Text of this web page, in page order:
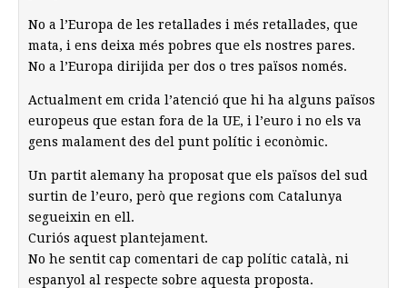
No a l’Europa de les retallades i més retallades, que
mata, i ens deixa més pobres que els nostres pares.
No a l’Europa dirijida per dos o tres països només.
Actualment em crida l’atenció que hi ha alguns països
europeus que estan fora de la UE, i l’euro i no els va
gens malament des del punt polític i econòmic.
Un partit alemany ha proposat que els països del sud
surtin de l’euro, però que regions com Catalunya
segueixin en ell.
Curiós aquest plantejament.
No he sentit cap comentari de cap polític català, ni
espanyol al respecte sobre aquesta proposta.